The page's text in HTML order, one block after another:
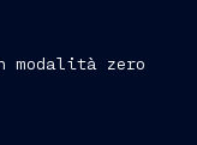
modalità zero